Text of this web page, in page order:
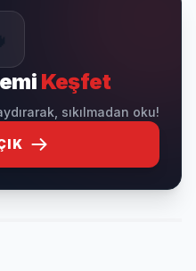
Keşfet
sıkılmadan oku!